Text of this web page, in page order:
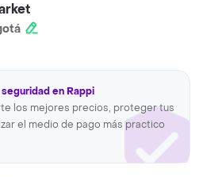
en Rappi
los mejores precios, proteger tus
el medio de pago más practico